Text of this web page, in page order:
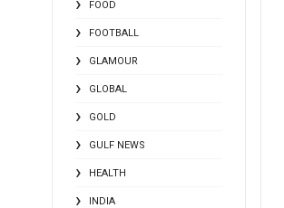
FOOD
FOOTBALL
GLAMOUR
GLOBAL
GOLD
GULF NEWS
HEALTH
INDIA